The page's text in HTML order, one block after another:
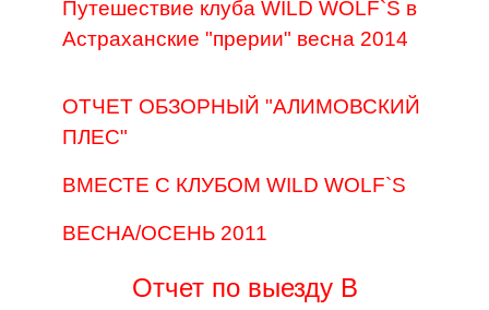
Путешествие клуба WILD WOLF`S в
Астраханские "прерии" весна 2014
ОТЧЕТ ОБЗОРНЫЙ "АЛИМОВСКИЙ
ПЛЕС"
ВМЕСТЕ С КЛУБОМ WILD WOLF`S
ВЕСНА/ОСЕНЬ 2011
Отчет по выезду В